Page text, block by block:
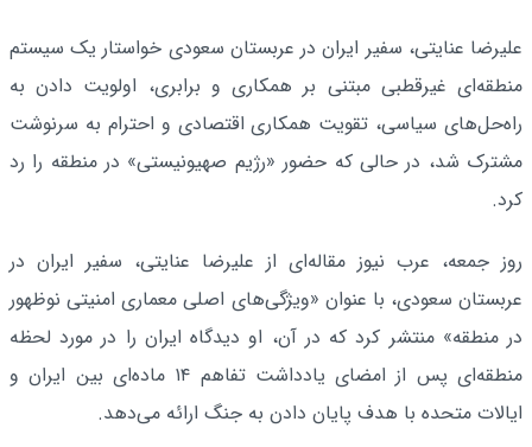
علیرضا عنایتی، سفیر ایران در عربستان سعودی خواستار یک سیستم
منطقه‌ای غیرقطبی مبتنی بر همکاری و برابری، اولویت دادن به
راه‌حل‌های سیاسی، تقویت همکاری اقتصادی و احترام به سرنوشت
مشترک شد، در حالی که حضور «رژیم صهیونیستی» در منطقه را رد
کرد.
روز جمعه، عرب نیوز مقاله‌ای از علیرضا عنایتی، سفیر ایران در
عربستان سعودی، با عنوان «ویژگی‌های اصلی معماری امنیتی نوظهور
در منطقه» منتشر کرد که در آن، او دیدگاه ایران را در مورد لحظه
منطقه‌ای پس از امضای یادداشت تفاهم ۱۴ ماده‌ای بین ایران و
ایالات متحده با هدف پایان دادن به جنگ ارائه می‌دهد.